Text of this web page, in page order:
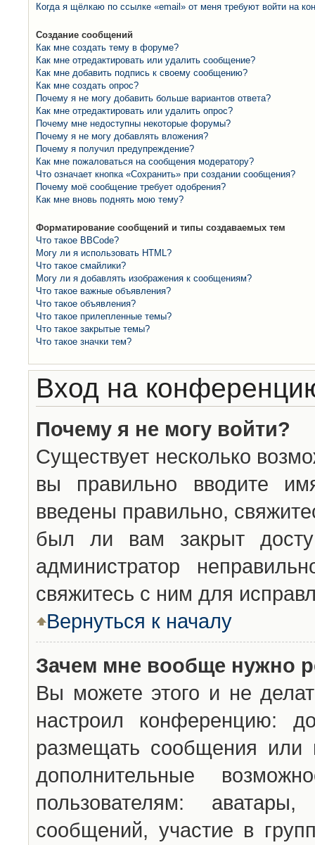
Когда я щёлкаю по ссылке «email» от меня требуют войти на
Создание сообщений
Как мне создать тему в форуме?
Как мне отредактировать или удалить сообщение?
Как мне добавить подпись к своему сообщению?
Как мне создать опрос?
Почему я не могу добавить больше вариантов ответа?
Как мне отредактировать или удалить опрос?
Почему мне недоступны некоторые форумы?
Почему я не могу добавлять вложения?
Почему я получил предупреждение?
Как мне пожаловаться на сообщения модератору?
Что означает кнопка «Сохранить» при создании сообщения?
Почему моё сообщение требует одобрения?
Как мне вновь поднять мою тему?
Форматирование сообщений и типы создаваемых тем
Что такое BBCode?
Могу ли я использовать HTML?
Что такое смайлики?
Могу ли я добавлять изображения к сообщениям?
Что такое важные объявления?
Что такое объявления?
Что такое прилепленные темы?
Что такое закрытые темы?
Что такое значки тем?
Вход на
Почему я не могу войти?
Существует несколько
вы правильно вводите
введены правильно,
был ли вам закрыт
администратор
свяжитесь с ним для
Вернуться к началу
Зачем мне вообще нужно
Вы можете этого и не
настроил конференцию:
размещать сообщения или
дополнительные
пользователям:
сообщений, участие в